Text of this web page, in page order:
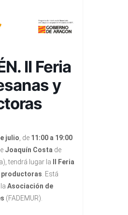
II Feria
y
julio , de 11:00 a 19:00
Joaquín Costa de
tendrá lugar la
II Feria
productoras . Está
Asociación de
(FADEMUR).